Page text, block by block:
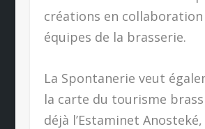
créations en collaboration
équipes de la brasserie.
La Spontanerie veut
la carte du tourisme
déjà l’Estaminet Anosteké,